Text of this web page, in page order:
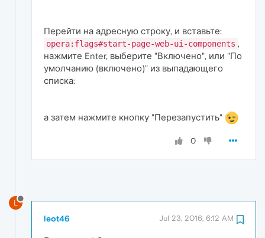
Перейти на адресную строку, и вставьте:
opera:flags#start-page-web-ui-components ,
нажмите Enter, выберите "Включено", или "По
умолчанию (включено)" из выпадающего
списка:
а затем нажмите кнопку "Перезапустить"
0
L
leot46 Jul 23, 2016, 6:12 AM